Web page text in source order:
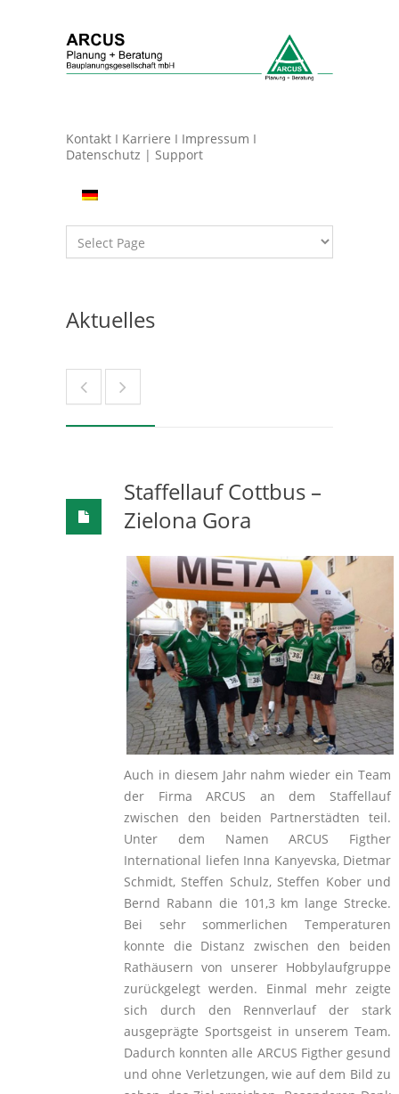
Kontakt I Karriere I Impressum I
Datenschutz | Support
Aktuelles
Staffellauf Cottbus –
Zielona Gora
Auch in diesem Jahr nahm wieder ein Team
der Firma ARCUS an dem Staffellauf
zwischen den beiden Partnerstädten teil.
Unter dem Namen ARCUS Figther
International liefen Inna Kanyevska, Dietmar
Schmidt, Steffen Schulz, Steffen Kober und
Bernd Rabann die 101,3 km lange Strecke.
Bei sehr sommerlichen Temperaturen
konnte die Distanz zwischen den beiden
Rathäusern von unserer Hobbylaufgruppe
zurückgelegt werden. Einmal mehr zeigte
sich durch den Rennverlauf der stark
ausgeprägte Sportsgeist in unserem Team.
Dadurch konnten alle ARCUS Figther gesund
und ohne Verletzungen, wie auf dem Bild zu